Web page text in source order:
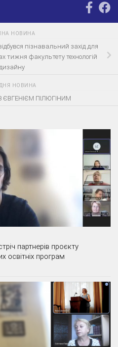
НОВИНА
пізнавальний захід для
тижня факультету технологій
НОВИНА
ЄВГЕНІЄМ ПІЛЮГІНИМ
партнерів проєкту
освітніх програм